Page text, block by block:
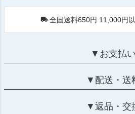
全国送料650円 11,000円
▼お支払い
▼配送・送
▼返品・交